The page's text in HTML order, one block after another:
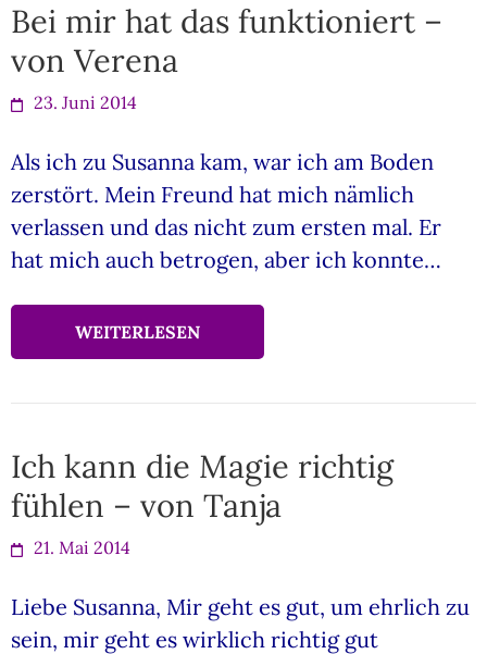
Bei mir hat das funktioniert –
von Verena
23. Juni 2014
Als ich zu Susanna kam, war ich am Boden
zerstört. Mein Freund hat mich nämlich
verlassen und das nicht zum ersten mal. Er
hat mich auch betrogen, aber ich konnte…
WEITERLESEN
Ich kann die Magie richtig
fühlen – von Tanja
21. Mai 2014
Liebe Susanna, Mir geht es gut, um ehrlich zu
sein, mir geht es wirklich richtig gut